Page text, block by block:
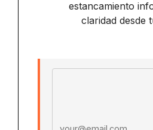
estancamiento
claridad desde